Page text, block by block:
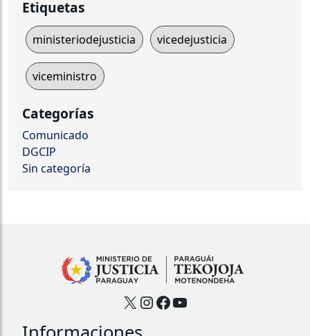
Etiquetas
ministeriodejusticia vicedejusticia
viceministro
Categorías
Comunicado
DGCIP
Sin categoría
X Instagram
Facebook
YouTube